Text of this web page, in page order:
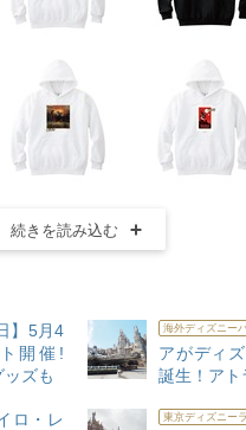
続きを読み込む
】5月4
開催!
ッズも
海外ディズニー
アがディ
誕生！アト
ロ・レ
東京ディズニー